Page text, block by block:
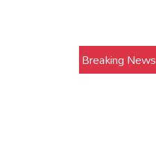
Breaking News